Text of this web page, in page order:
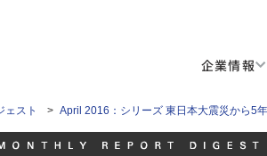
企業情報
ェスト > April 2016：シリーズ 東日本大震災から